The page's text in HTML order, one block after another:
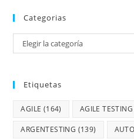
Categorias
Elegir la categoría
Etiquetas
AGILE (164) AGILE TESTING
ARGENTESTING (139)